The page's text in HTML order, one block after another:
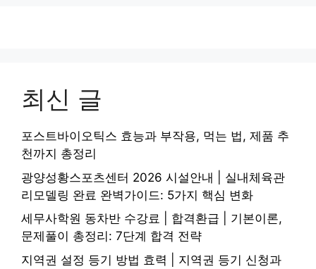
최신 글
포스트바이오틱스 효능과 부작용, 먹는 법, 제품 추
천까지 총정리
광양성황스포츠센터 2026 시설안내 | 실내체육관
리모델링 완료 완벽가이드: 5가지 핵심 변화
세무사학원 동차반 수강료 | 합격환급 | 기본이론,
문제풀이 총정리: 7단계 합격 전략
지역권 설정 등기 방법 효력 | 지역권 등기 신청과